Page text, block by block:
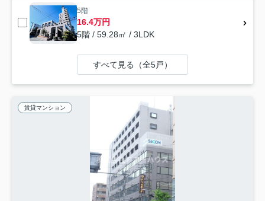
5階
16.4万円
5階 / 59.28㎡ / 3LDK
すべて見る（全5戸）
賃貸マンション